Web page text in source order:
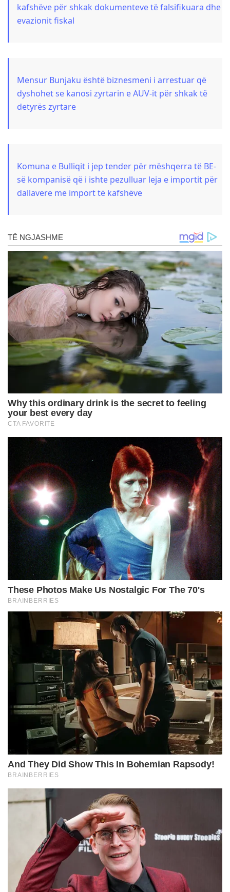
kafshëve për shkak dokumenteve të falsifikuara dhe
evazionit fiskal
Mensur Bunjaku është biznesmeni i arrestuar që
dyshohet se kanosi zyrtarin e AUV-it për shkak të
detyrës zyrtare
Komuna e Bulliqit i jep tender për mëshqerra të BE-
së kompanisë që i ishte pezulluar leja e importit për
dallavere me import të kafshëve